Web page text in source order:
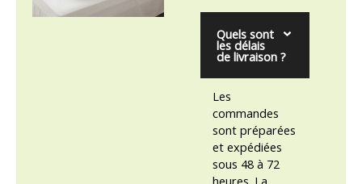
Quels sont
les délais
de livraison ?
Les
commandes
sont préparées
et expédiées
sous 48 à 72
heures. La